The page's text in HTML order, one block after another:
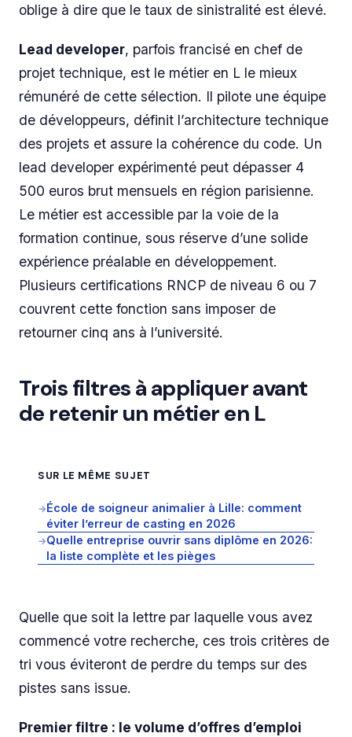
oblige à dire que le taux de sinistralité est élevé.
Lead developer, parfois francisé en chef de
projet technique, est le métier en L le mieux
rémunéré de cette sélection. Il pilote une équipe
de développeurs, définit l’architecture technique
des projets et assure la cohérence du code. Un
lead developer expérimenté peut dépasser 4
500 euros brut mensuels en région parisienne.
Le métier est accessible par la voie de la
formation continue, sous réserve d’une solide
expérience préalable en développement.
Plusieurs certifications RNCP de niveau 6 ou 7
couvrent cette fonction sans imposer de
retourner cinq ans à l’université.
Trois filtres à appliquer avant
de retenir un métier en L
SUR LE MÊME SUJET
→École de soigneur animalier à Lille: comment
éviter l’erreur de casting en 2026
→Quelle entreprise ouvrir sans diplôme en 2026:
la liste complète et les pièges
Quelle que soit la lettre par laquelle vous avez
commencé votre recherche, ces trois critères de
tri vous éviteront de perdre du temps sur des
pistes sans issue.
Premier filtre : le volume d’offres d’emploi